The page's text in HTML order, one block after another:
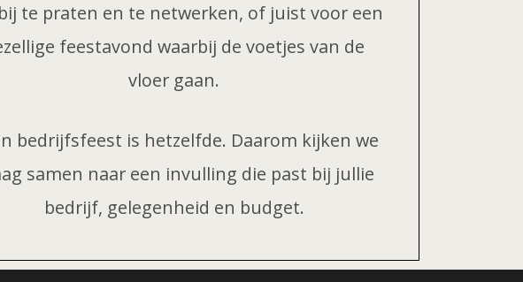
te praten en te netwerken, of juist voor een
feestavond waarbij de voetjes van de
vloer gaan.
bedrijfsfeest is hetzelfde. Daarom kijken we
samen naar een invulling die past bij jullie
bedrijf, gelegenheid en budget.